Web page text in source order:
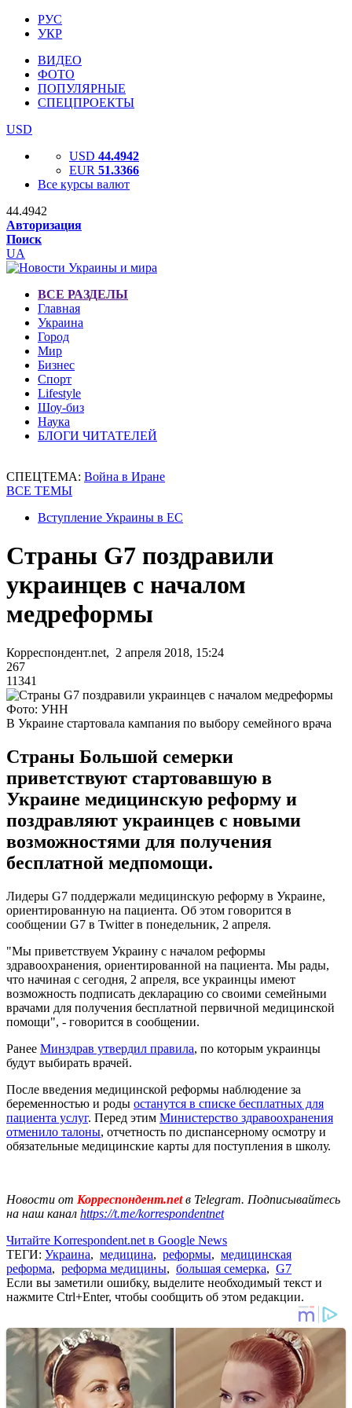
РУС
УКР
ВИДЕО
ФОТО
ПОПУЛЯРНЫЕ
СПЕЦПРОЕКТЫ
USD
USD 44.4942
EUR 51.3366
Все курсы валют
44.4942
Авторизация
Поиск
UA
ВСЕ РАЗДЕЛЫ
Главная
Украина
Город
Мир
Бизнес
Спорт
Lifestyle
Шоу-биз
Наука
БЛОГИ ЧИТАТЕЛЕЙ
СПЕЦТЕМА: Война в Иране
ВСЕ ТЕМЫ
Вступление Украины в ЕС
Страны G7 поздравили
украинцев с началом
медреформы
Корреспондент.net, 2 апреля 2018, 15:24
267
11341
Фото: УНН
В Украине стартовала кампания по выбору семейного врача
Страны Большой семерки
приветствуют стартовавшую в
Украине медицинскую реформу и
поздравляют украинцев с новыми
возможностями для получения
бесплатной медпомощи.
Лидеры G7 поддержали медицинскую реформу в Украине,
ориентированную на пациента. Об этом говорится в
сообщении G7 в Twitter в понедельник, 2 апреля.
"Мы приветствуем Украину с началом реформы
здравоохранения, ориентированной на пациента. Мы рады,
что начиная с сегодня, 2 апреля, все украинцы имеют
возможность подписать декларацию со своими семейными
врачами для получения бесплатной первичной медицинской
помощи", - говорится в сообщении.
Ранее Минздрав утвердил правила, по которым украинцы
будут выбирать врачей.
После введения медицинской реформы наблюдение за
беременностью и роды останутся в списке бесплатных для
пациента услуг. Перед этим Министерство здравоохранения
отменило талоны, отчетность по диспансерному осмотру и
обязательные медицинские карты для поступления в школу.
Новости от Корреспондент.netв Telegram. Подписывайтесь
на наш канал https://t.me/korrespondentnet
Читайте Korrespondent.net в Google News
ТЕГИ: Украина, медицина, реформы, медицинская
реформа, реформа медицины, большая семерка, G7
Если вы заметили ошибку, выделите необходимый текст и
нажмите Ctrl+Enter, чтобы сообщить об этом редакции.